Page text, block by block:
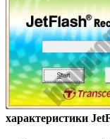
характеристики